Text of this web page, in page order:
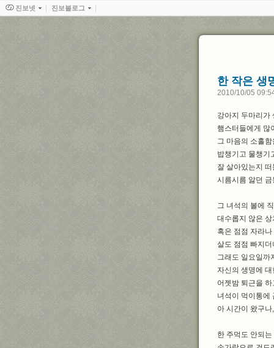
한 작은 생
2010/10/05
강아지 두마리가
햄스터들에게 많
그 마음의 소홀
밥챙기고 물챙기
잘 살아있는지
시름시름 앓던
그 녀석의 볼에
대수롭지 않은
혹은 점점 자라
살도 점점 빠지
그래도 일요일까
자신의 생명에
어젯밤 퇴근을
녀석이 먹이통에
아 시간이 왔구
한 주먹도 안되
진보넷 진보블로그